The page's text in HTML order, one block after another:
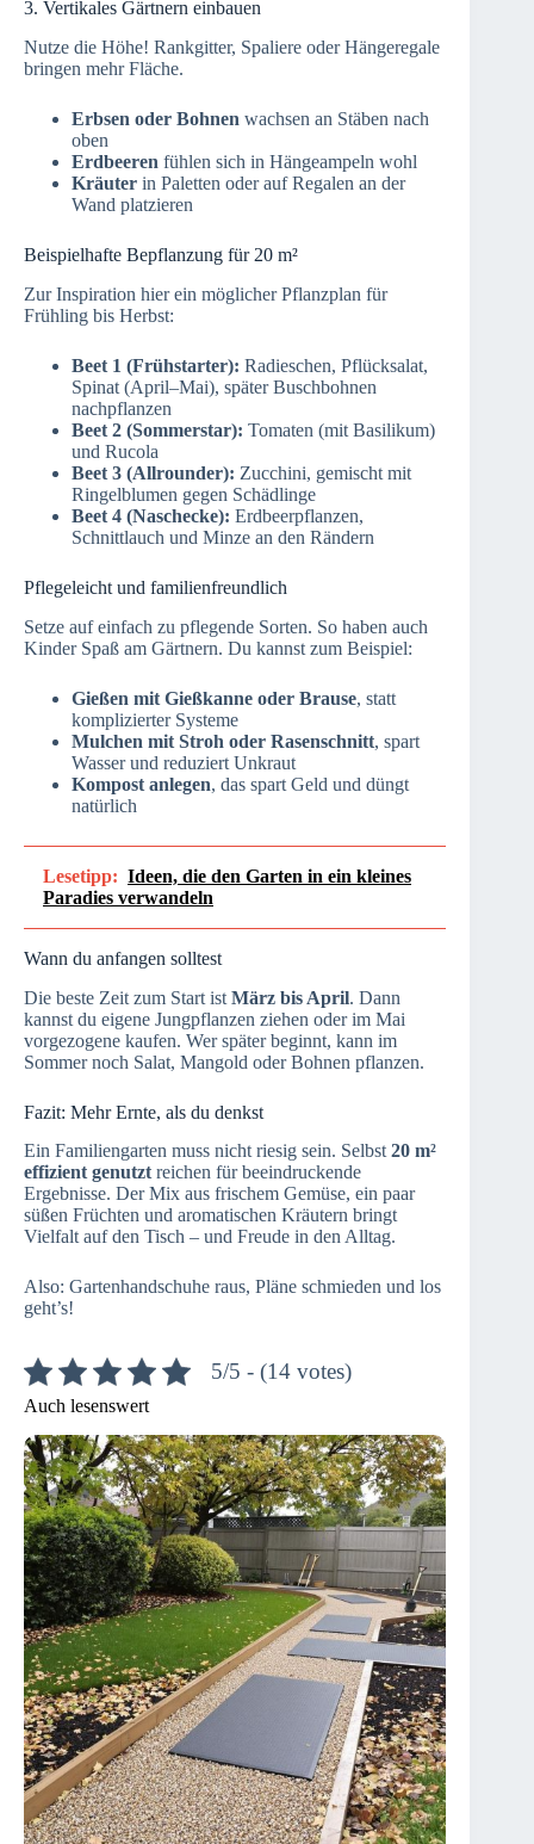
3. Vertikales Gärtnern einbauen
Nutze die Höhe! Rankgitter, Spaliere oder Hängeregale
bringen mehr Fläche.
Erbsen oder Bohnen wachsen an Stäben nach
oben
Erdbeeren fühlen sich in Hängeampeln wohl
Kräuter in Paletten oder auf Regalen an der
Wand platzieren
Beispielhafte Bepflanzung für 20 m²
Zur Inspiration hier ein möglicher Pflanzplan für
Frühling bis Herbst:
Beet 1 (Frühstarter): Radieschen, Pflücksalat,
Spinat (April–Mai), später Buschbohnen
nachpflanzen
Beet 2 (Sommerstar): Tomaten (mit Basilikum)
und Rucola
Beet 3 (Allrounder): Zucchini, gemischt mit
Ringelblumen gegen Schädlinge
Beet 4 (Naschecke): Erdbeerpflanzen,
Schnittlauch und Minze an den Rändern
Pflegeleicht und familienfreundlich
Setze auf einfach zu pflegende Sorten. So haben auch
Kinder Spaß am Gärtnern. Du kannst zum Beispiel:
Gießen mit Gießkanne oder Brause, statt
komplizierter Systeme
Mulchen mit Stroh oder Rasenschnitt, spart
Wasser und reduziert Unkraut
Kompost anlegen, das spart Geld und düngt
natürlich
Lesetipp: Ideen, die den Garten in ein kleines
Paradies verwandeln
Wann du anfangen solltest
Die beste Zeit zum Start ist März bis April. Dann
kannst du eigene Jungpflanzen ziehen oder im Mai
vorgezogene kaufen. Wer später beginnt, kann im
Sommer noch Salat, Mangold oder Bohnen pflanzen.
Fazit: Mehr Ernte, als du denkst
Ein Familiengarten muss nicht riesig sein. Selbst 20 m²
effizient genutzt reichen für beeindruckende
Ergebnisse. Der Mix aus frischem Gemüse, ein paar
süßen Früchten und aromatischen Kräutern bringt
Vielfalt auf den Tisch – und Freude in den Alltag.
Also: Gartenhandschuhe raus, Pläne schmieden und los
geht’s!
5/5 - (14 votes)
Auch lesenswert